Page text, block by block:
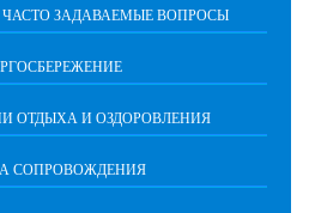
ЧАСТО ЗАДАВАЕМЫЕ ВОПРОСЫ
ОТДЫХА И ОЗДОРОВЛЕНИЯ
СОПРОВОЖДЕНИЯ